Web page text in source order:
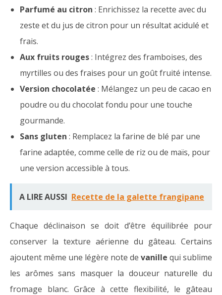
Parfumé au citron : Enrichissez la recette avec du
zeste et du jus de citron pour un résultat acidulé et
frais.
Aux fruits rouges: Intégrez des framboises, des
myrtilles ou des fraises pour un goût fruité intense.
Version chocolatée : Mélangez un peu de cacao en
poudre ou du chocolat fondu pour une touche
gourmande.
Sans gluten : Remplacez la farine de blé par une
farine adaptée, comme celle de riz ou de maïs, pour
une version accessible à tous.
A LIRE AUSSI Recette de la galette frangipane
Chaque déclinaison se doit d’être équilibrée pour
conserver la texture aérienne du gâteau. Certains
ajoutent même une légère note de vanille qui sublime
les arômes sans masquer la douceur naturelle du
fromage blanc. Grâce à cette flexibilité, le gâteau